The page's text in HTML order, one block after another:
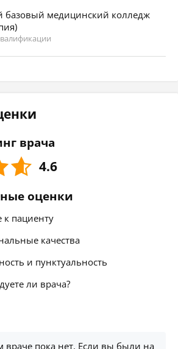
базовый медицинский колледж
врача
4.6
оценки
пациенту
качества
и пунктуальность
ли врача?
враче пока нет. Если вы были на